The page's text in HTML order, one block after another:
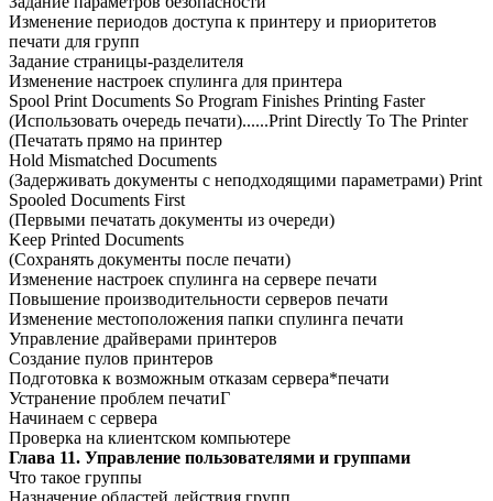
Изменение периодов доступа к принтеру и приоритетов
печати для групп
Задание страницы-разделителя
Изменение настроек спулинга для принтера
Spool Print Documents So Program Finishes Printing Faster
(Использовать очередь печати)......Print Directly To The Printer
(Печатать прямо на принтер
Hold Mismatched Documents
(Задерживать документы с неподходящими параметрами) Print
Spooled Documents First
(Первыми печатать документы из очереди)
Keep Printed Documents
(Сохранять документы после печати)
Изменение настроек спулинга на сервере печати
Повышение производительности серверов печати
Изменение местоположения папки спулинга печати
Управление драйверами принтеров
Создание пулов принтеров
Подготовка к возможным отказам сервера*печати
Устранение проблем печатиГ
Начинаем с сервера
Проверка на клиентском компьютере
Глава 11. Управление пользователями и группами
Что такое группы
Назначение областей действия групп